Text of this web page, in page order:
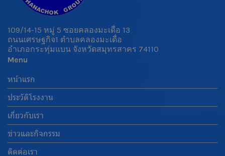
109/14-15 หมู่ 5 ซอยคลองมะเดื่อ 13
ถนนเศรษฐกิจ1 ตำบลคลองมะเดื่อ
อำเภอกระทุ่มแบน จังหวัดสมุทรสาคร 74110
Menu
หน้าแรก
ประวัติโรงงาน
เกี่ยวกับเรา
ข่าวและกิจกรรม
ติดต่อเรา